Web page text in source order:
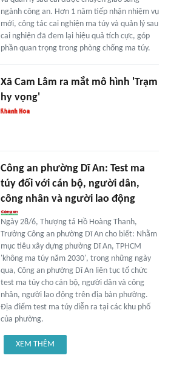
ngành công an. Hơn 1 năm tiếp nhận nhiệm vụ
mới, công tác cai nghiện ma túy và quản lý sau
cai nghiện đã đem lại hiệu quả tích cực, góp
phần quan trọng trong phòng chống ma túy.
Xã Cam Lâm ra mắt mô hình 'Trạm
hy vọng'
Công an phường Dĩ An: Test ma
túy đối với cán bộ, người dân,
công nhân và người lao động
Ngày 28/6, Thượng tá Hồ Hoàng Thanh,
Trưởng Công an phường Dĩ An cho biết: Nhằm
mục tiêu xây dựng phường Dĩ An, TPHCM
'không ma túy năm 2030', trong những ngày
qua, Công an phường Dĩ An liên tục tổ chức
test ma túy cho cán bộ, người dân và công
nhân, người lao động trên địa bàn phường.
Địa điểm test ma túy diễn ra tại các khu phố
của phường.
XEM THÊM